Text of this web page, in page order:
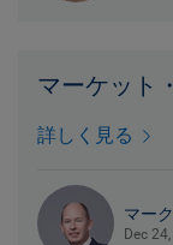
マーケット
詳しく見る
マー
Dec